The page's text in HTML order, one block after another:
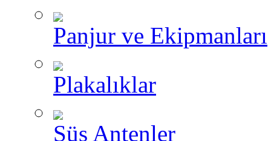
Panjur ve Ekipmanları
Plakalıklar
Süs Antenler